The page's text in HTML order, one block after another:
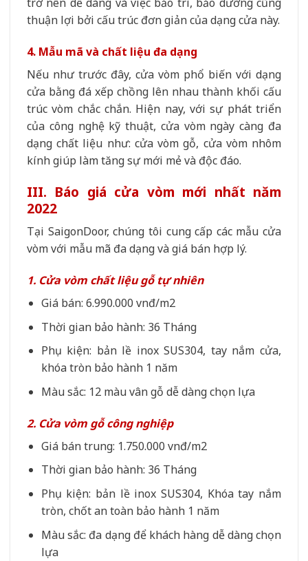
thuận lợi bởi cấu trúc đơn giản của dạng cửa này.
4. Mẫu mã và chất liệu đa dạng
Nếu như trước đây, cửa vòm phổ biến với dạng
cửa bằng đá xếp chồng lên nhau thành khối cấu
trúc vòm chắc chắn. Hiện nay, với sự phát triển
của công nghệ kỹ thuật, cửa vòm ngày càng đa
dạng chất liệu như: cửa vòm gỗ, cửa vòm nhôm
kính giúp làm tăng sự mới mẻ và độc đáo.
III. Báo giá cửa vòm​ mới nhất năm
2022
Tại SaigonDoor, chúng tôi cung cấp các mẫu cửa
vòm với mẫu mã đa dạng và giá bán hợp lý.
1. Cửa vòm chất liệu gỗ tự nhiên
Giá bán: 6.990.000 vnđ/m2
Thời gian bảo hành: 36 Tháng
Phụ kiện: bản lề inox SUS304, tay nắm cửa,
khóa tròn bảo hành 1 năm
Màu sắc: 12 màu vân gỗ dễ dàng chọn lựa
2. Cửa vòm gỗ công nghiệp
Giá bán trung: 1.750.000 vnđ/m2
Thời gian bảo hành: 36 Tháng
Phụ kiện: bản lề inox SUS304, Khóa tay nắm
tròn, chốt an toàn bảo hành 1 năm
Màu sắc: đa dạng để khách hàng dễ dàng chọn
lựa